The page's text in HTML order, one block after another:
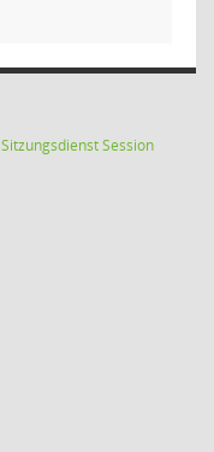
SitzungsdienstSession(Wird in